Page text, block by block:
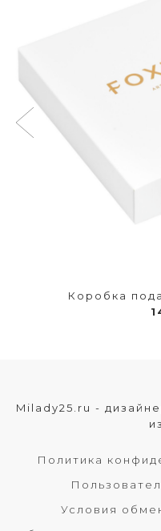
Коробка
Milady25.ru -
Политика
Условия